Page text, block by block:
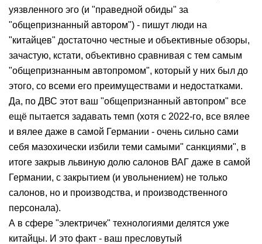
уязвленного эго (и "праведной обиды" за
"общепризнанный автором") - пишут люди на
"китайцев" достаточно честные и объективные обзоры,
зачастую, кстати, объективно сравнивая с тем самым
"общепризнанным автопромом", который у них был до
этого, со всеми его преимуществами и недостатками.
Да, по ДВС этот ваш "общепризнанный автопром" все
ещё пытается задавать темп (хотя с 2022-го, все вялее
и вялее даже в самой Германии - очень сильно сами
себя мазохически избили теми самыми" санкциями", в
итоге закрыв львиную долю салонов ВАГ даже в самой
Германии, с закрытием (и увольнением) не только
салонов, но и производства, и производственного
персонала).
А в сфере "электричек" технологиями делятся уже
китайцы. И это факт - ваш пресловутый